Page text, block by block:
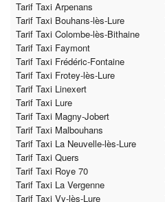
Tarif Taxi Arpenans
Tarif Taxi Bouhans-lès-Lure
Tarif Taxi Colombe-lès-Bithaine
Tarif Taxi Faymont
Tarif Taxi Frédéric-Fontaine
Tarif Taxi Frotey-lès-Lure
Tarif Taxi Linexert
Tarif Taxi Lure
Tarif Taxi Magny-Jobert
Tarif Taxi Malbouhans
Tarif Taxi La Neuvelle-lès-Lure
Tarif Taxi Quers
Tarif Taxi Roye 70
Tarif Taxi La Vergenne
Tarif Taxi Vy-lès-Lure